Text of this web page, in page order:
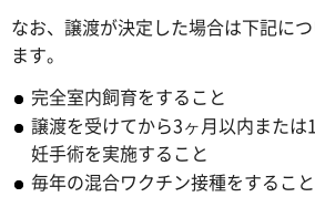
なお、譲渡が決定した場合は下記に
ます。
完全室内飼育をすること
譲渡を受けてから3ヶ月以内また
妊手術を実施すること
毎年の混合ワクチン接種をすること